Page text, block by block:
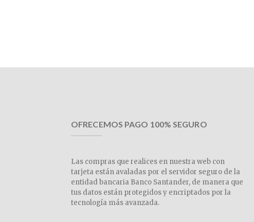
OFRECEMOS PAGO 100% SEGURO
Las compras que realices en nuestra web con
tarjeta están avaladas por el servidor seguro de la
entidad bancaria Banco Santander, de manera que
tus datos están protegidos y encriptados por la
tecnología más avanzada.